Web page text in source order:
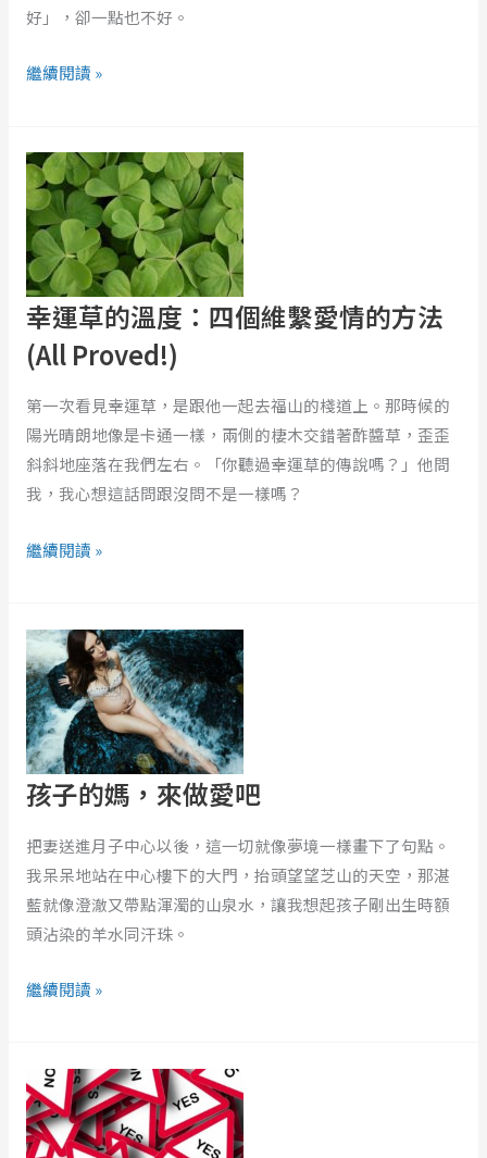
好」，卻一點也不好。
繼續閱讀 »
幸運草的溫度：四個維繫愛情的方法
(All Proved!)
第一次看見幸運草，是跟他一起去福山的棧道上。那時候的
陽光晴朗地像是卡通一樣，兩側的棲木交錯著酢醬草，歪歪
斜斜地座落在我們左右。「你聽過幸運草的傳說嗎？」他問
我，我心想這話問跟沒問不是一樣嗎？
運
草
的
溫
度：
四
個
維
繫
愛
情
的
法
繼續閱讀 »
孩子的媽，來做愛吧
把妻送進月子中心以後，這一切就像夢境一樣畫下了句點。
我呆呆地站在中心樓下的大門，抬頭望望芝山的天空，那湛
藍就像澄澈又帶點渾濁的山泉水，讓我想起孩子剛出生時額
頭沾染的羊水同汗珠。
子
的
媽，
來
做
愛
繼續閱讀 »
今
天
想